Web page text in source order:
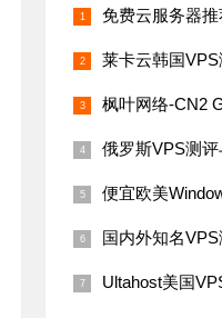
免费云服务器推荐-8款完全免
莱卡云韩国VPS测评-低
枫叶网络-CN2 GIA
俄罗斯VPS测评与选购
便宜欧美Windows
国内外知名VPS测评-
Ultahost美国VPS测评-